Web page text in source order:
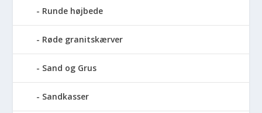
Runde højbede
Røde granitskærver
Sand og Grus
Sandkasser